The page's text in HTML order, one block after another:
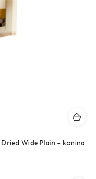
Wide Plain – konina